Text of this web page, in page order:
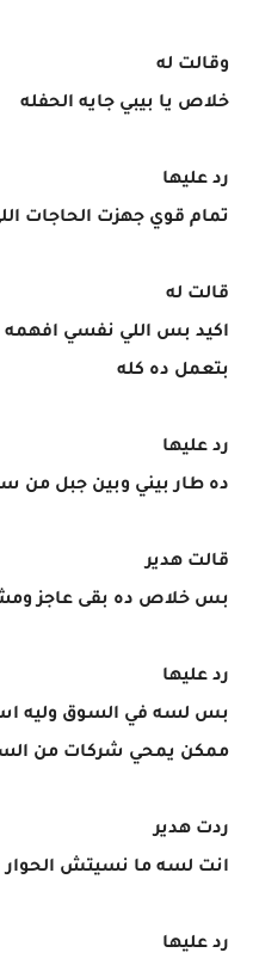
وقالت له
خلاص يا بيبي جايه الحفله
رد عليها
تمام قوي جهزت الحاجات
قالت له
اكيد بس اللي نفسي افهمه
بتعمل ده كله
رد عليها
ده طار بيني وبين جبل من
قالت هدير
بس خلاص ده بقى عاجز
رد عليها
بس لسه في السوق وليه
ممكن يمحي شركات من
ردت هدير
انت لسه ما نسيتش الحوار
رد عليها